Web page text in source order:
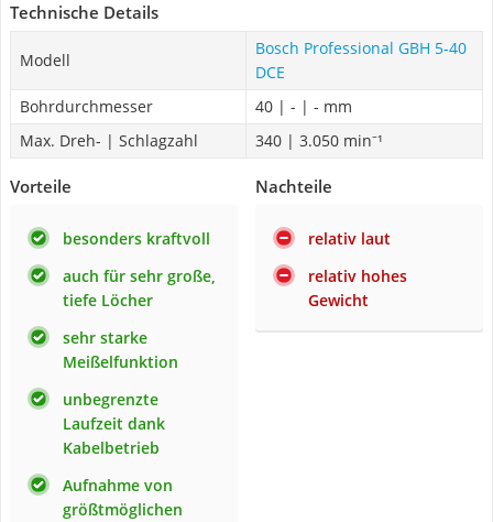
Technische Details
Modell
Bosch Professional GBH 5-40
DCE
Bohrdurchmesser
40 | - | - mm
Max. Dreh- | Schlagzahl
340 | 3.050 min⁻¹
Vorteile
besonders kraftvoll
auch für sehr große,
tiefe Löcher
sehr starke
Meißelfunktion
unbegrenzte
Laufzeit dank
Kabelbetrieb
Aufnahme von
größtmöglichen
Nachteile
relativ laut
relativ hohes
Gewicht